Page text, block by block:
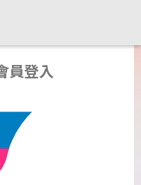
員登入